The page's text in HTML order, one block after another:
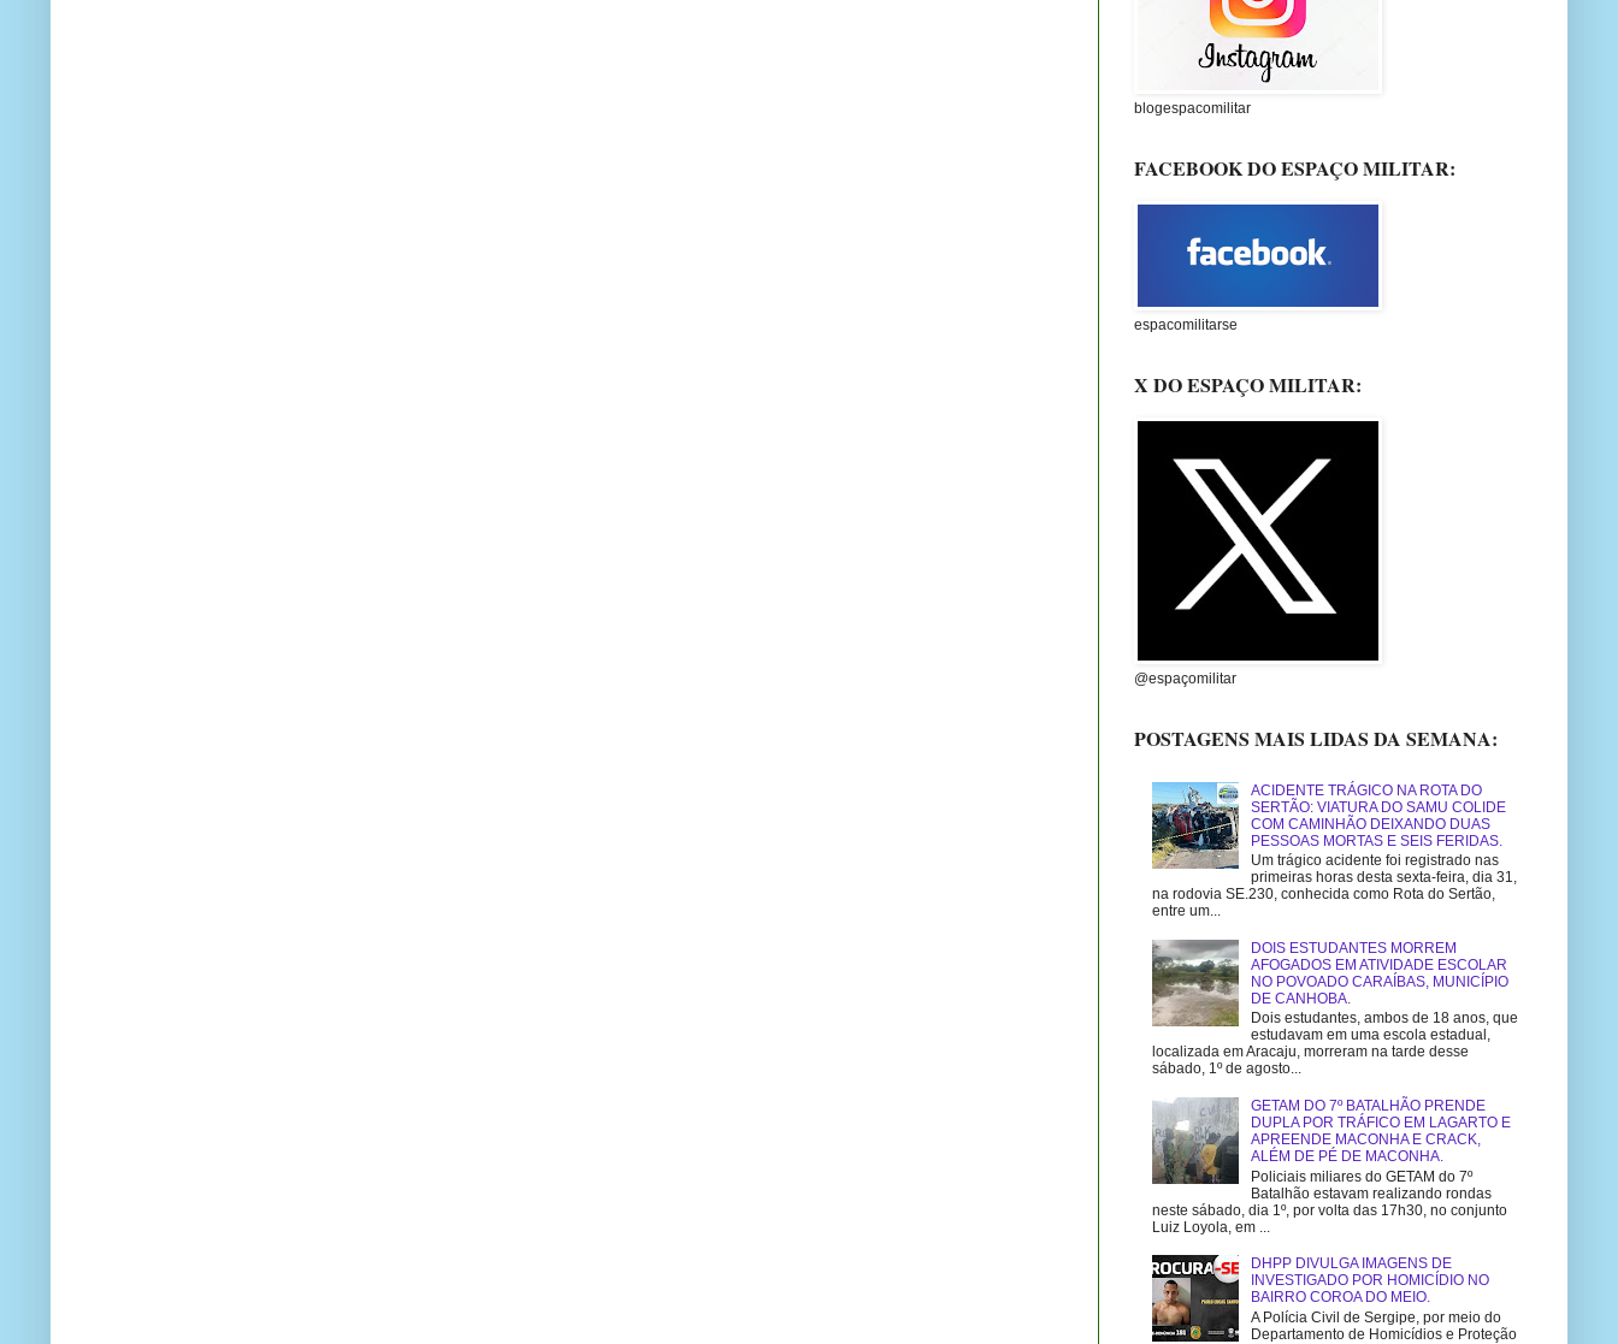
blogespacomilitar
FACEBOOK DO ESPAÇO MILITAR:
espacomilitarse
X DO ESPAÇO MILITAR:
@espaçomilitar
POSTAGENS MAIS LIDAS DA SEMANA:
ACIDENTE TRÁGICO NA ROTA DO
SERTÃO: VIATURA DO SAMU COLIDE
COM CAMINHÃO DEIXANDO DUAS
PESSOAS MORTAS E SEIS FERIDAS.
Um trágico acidente foi registrado nas
primeiras horas desta sexta-feira, dia 31,
na rodovia SE.230, conhecida como Rota do Sertão,
entre um...
DOIS ESTUDANTES MORREM
AFOGADOS EM ATIVIDADE ESCOLAR
NO POVOADO CARAÍBAS, MUNICÍPIO
DE CANHOBA.
Dois estudantes, ambos de 18 anos, que
estudavam em uma escola estadual,
localizada em Aracaju, morreram na tarde desse
sábado, 1º de agosto...
GETAM DO 7º BATALHÃO PRENDE
DUPLA POR TRÁFICO EM LAGARTO E
APREENDE MACONHA E CRACK,
ALÉM DE PÉ DE MACONHA.
Policiais miliares do GETAM do 7º
Batalhão estavam realizando rondas
neste sábado, dia 1º, por volta das 17h30, no conjunto
Luiz Loyola, em ...
DHPP DIVULGA IMAGENS DE
INVESTIGADO POR HOMICÍDIO NO
BAIRRO COROA DO MEIO.
A Polícia Civil de Sergipe, por meio do
Departamento de Homicídios e Proteção